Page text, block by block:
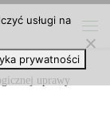
uprawy
usługi na
prywatności